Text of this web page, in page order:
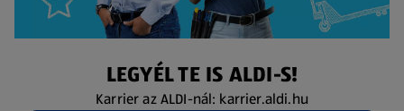
LEGYÉL TE IS ALDI-S!
Karrier az ALDI-nál: karrier.aldi.hu